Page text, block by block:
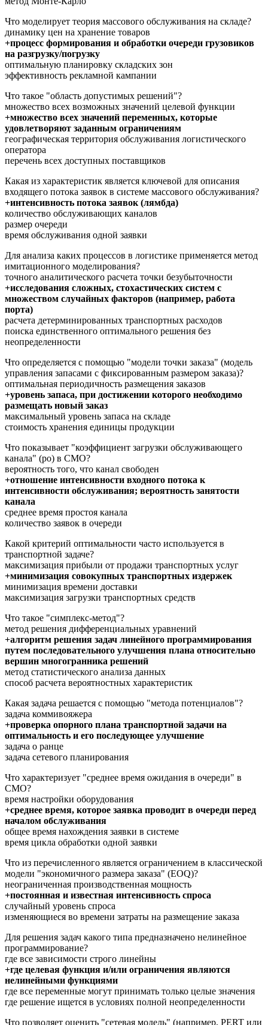
Что моделирует теория массового обслуживания на складе?
динамику цен на хранение товаров
+процесс формирования и обработки очереди грузовиков
на разгрузку/погрузку
оптимальную планировку складских зон
эффективность рекламной кампании
Что такое "область допустимых решений"?
множество всех возможных значений целевой функции
+множество всех значений переменных, которые
удовлетворяют заданным ограничениям
географическая территория обслуживания логистического
оператора
перечень всех доступных поставщиков
Какая из характеристик является ключевой для описания
входящего потока заявок в системе массового обслуживания?
+интенсивность потока заявок (лямбда)
количество обслуживающих каналов
размер очереди
время обслуживания одной заявки
Для анализа каких процессов в логистике применяется метод
имитационного моделирования?
точного аналитического расчета точки безубыточности
+исследования сложных, стохастических систем с
множеством случайных факторов (например, работа
порта)
расчета детерминированных транспортных расходов
поиска единственного оптимального решения без
неопределенности
Что определяется с помощью "модели точки заказа" (модель
управления запасами с фиксированным размером заказа)?
оптимальная периодичность размещения заказов
+уровень запаса, при достижении которого необходимо
размещать новый заказ
максимальный уровень запаса на складе
стоимость хранения единицы продукции
Что показывает "коэффициент загрузки обслуживающего
канала" (ро) в СМО?
вероятность того, что канал свободен
+отношение интенсивности входного потока к
интенсивности обслуживания; вероятность занятости
канала
среднее время простоя канала
количество заявок в очереди
Какой критерий оптимальности часто используется в
транспортной задаче?
максимизация прибыли от продажи транспортных услуг
+минимизация совокупных транспортных издержек
минимизация времени доставки
максимизация загрузки транспортных средств
Что такое "симплекс-метод"?
метод решения дифференциальных уравнений
+алгоритм решения задач линейного программирования
путем последовательного улучшения плана относительно
вершин многогранника решений
метод статистического анализа данных
способ расчета вероятностных характеристик
Какая задача решается с помощью "метода потенциалов"?
задача коммивояжера
+проверка опорного плана транспортной задачи на
оптимальность и его последующее улучшение
задача о ранце
задача сетевого планирования
Что характеризует "среднее время ожидания в очереди" в
СМО?
время настройки оборудования
+среднее время, которое заявка проводит в очереди перед
началом обслуживания
общее время нахождения заявки в системе
время цикла обработки одной заявки
Что из перечисленного является ограничением в классической
модели "экономичного размера заказа" (EOQ)?
неограниченная производственная мощность
+постоянная и известная интенсивность спроса
случайный уровень спроса
изменяющиеся во времени затраты на размещение заказа
Для решения задач какого типа предназначено нелинейное
программирование?
где все зависимости строго линейны
+где целевая функция и/или ограничения являются
нелинейными функциями
где все переменные могут принимать только целые значения
где решение ищется в условиях полной неопределенности
Что позволяет оценить "сетевая модель" (например, PERT или